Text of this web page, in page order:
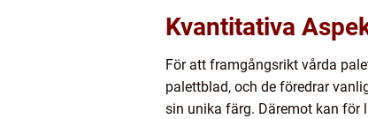
Kvantitativa
För att framgångsrikt vårda
palettblad, och de föredrar
sin unika färg. Däremot kan för